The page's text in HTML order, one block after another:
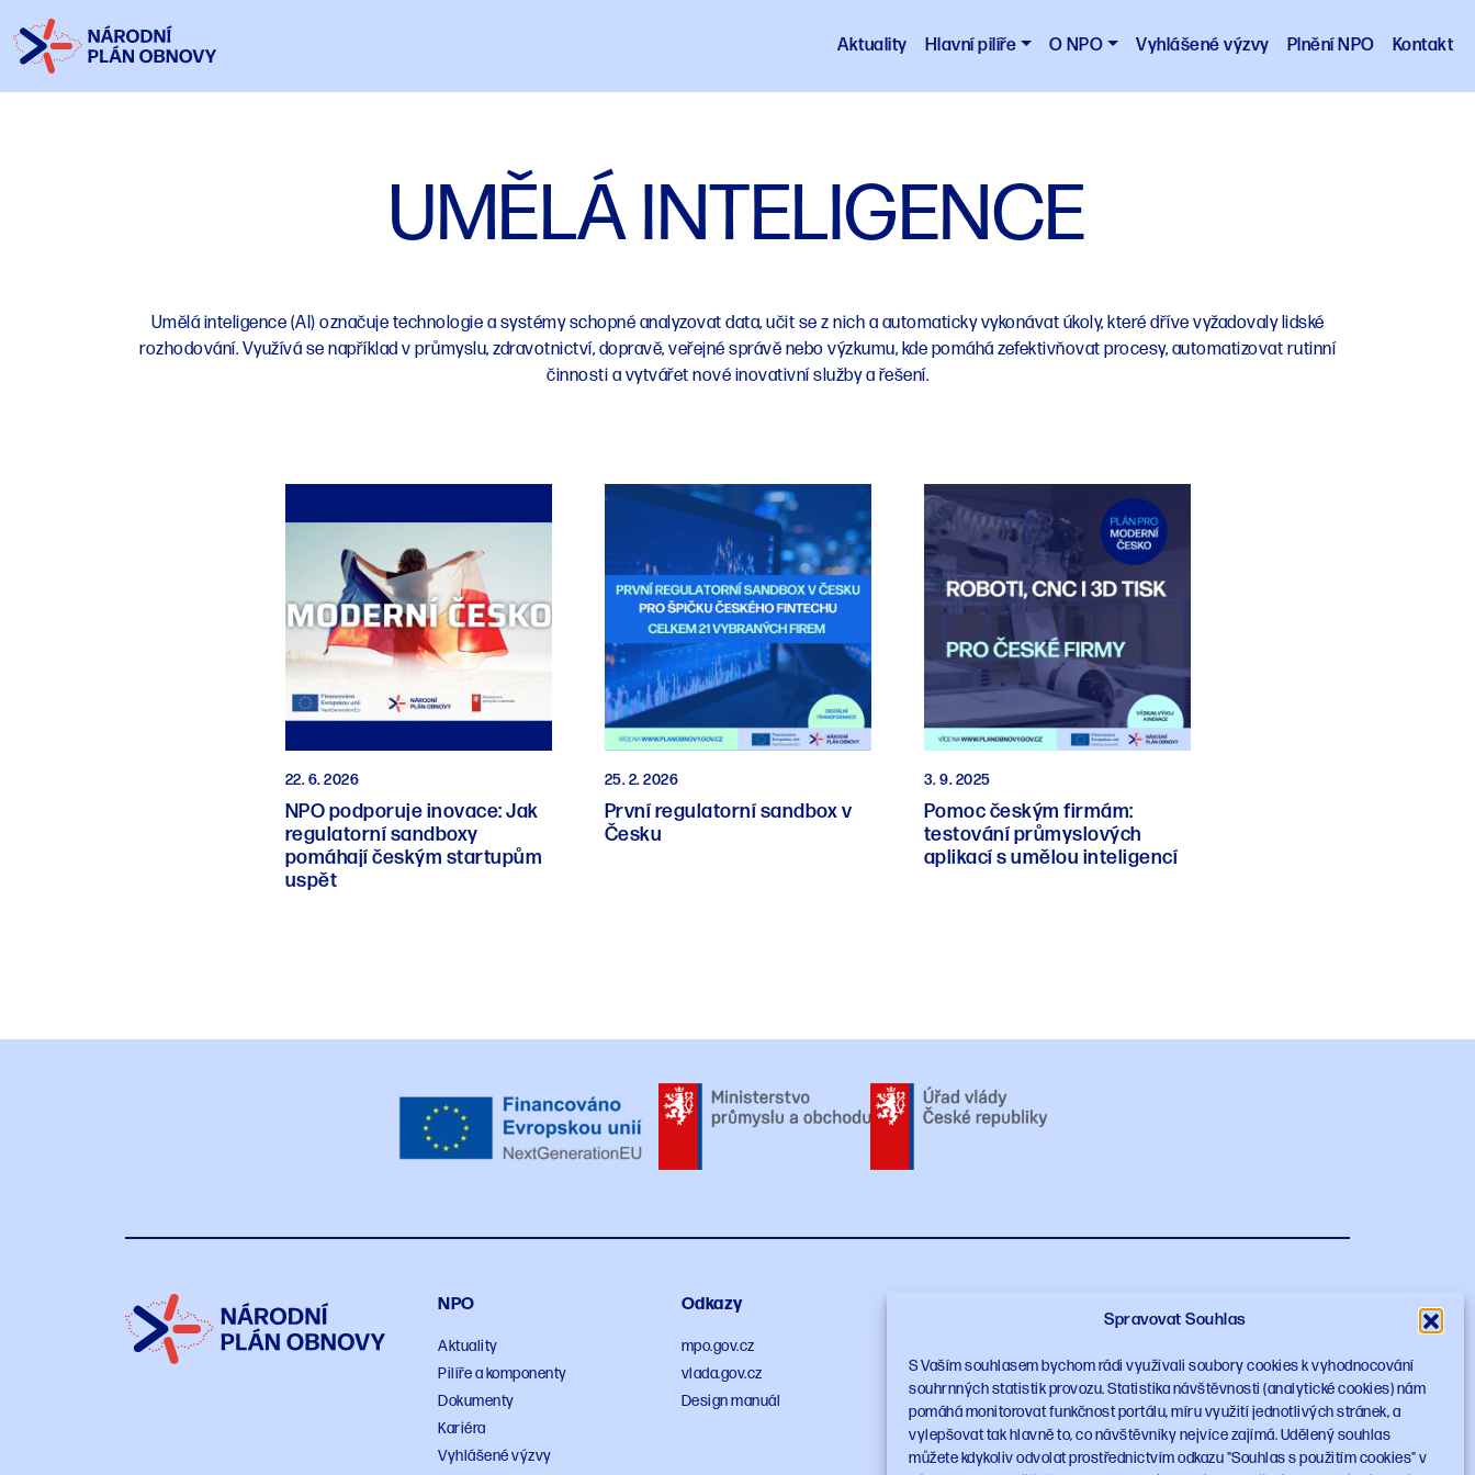
Spravovat Souhlas
S Vaším souhlasem bychom rádi využívali soubory cookies k vyhodnocování
souhrnných statistik provozu. Statistika návštěvnosti (analytické cookies) nám
pomáhá monitorovat funkčnost portálu, míru využití jednotlivých stránek, a
vylepšovat tak hlavně to, co návštěvníky nejvíce zajímá. Udělený souhlas
můžete kdykoliv odvolat prostřednictvím odkazu "Souhlas s použitím cookies" v
Aktuality Hlavní pilíře O NPO Vyhlášené výzvy Plnění NPO Kontakt
UMĚLÁ INTELIGENCE
Umělá inteligence (AI) označuje technologie a systémy schopné analyzovat data, učit se z nich a automaticky vykonávat úkoly, které dříve vyžadovaly lidské
rozhodování. Využívá se například v průmyslu, zdravotnictví, dopravě, veřejné správě nebo výzkumu, kde pomáhá zefektivňovat procesy, automatizovat rutinní
činnosti a vytvářet nové inovativní služby a řešení.
22. 6. 2026
NPO podporuje inovace: Jak
regulatorní sandboxy
pomáhají českým startupům
uspět
25. 2. 2026
První regulatorní sandbox v
Česku
3. 9. 2025
Pomoc českým firmám:
testování průmyslových
aplikací s umělou inteligencí
NPO
Aktuality
Pilíře a komponenty
Dokumenty
Kariéra
Vyhlášené výzvy
Odkazy
mpo.gov.cz
vlada.gov.cz
Design manuál